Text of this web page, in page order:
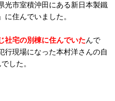
光市室積沖田にある新日本製鐵
住んでいました。
社宅の別棟に住んでいたんで
行現場になった本村洋さんの自
した。